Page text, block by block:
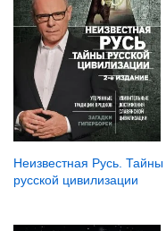
Неизвестная Русь. Тайны
русской цивилизации